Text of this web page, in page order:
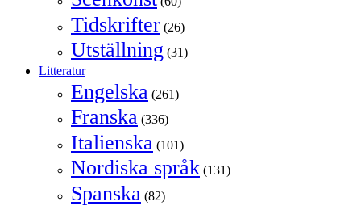
Tidskrifter (26)
Utställning (31)
Litteratur
Engelska (261)
Franska (336)
Italienska (101)
Nordiska språk (131)
Spanska (82)